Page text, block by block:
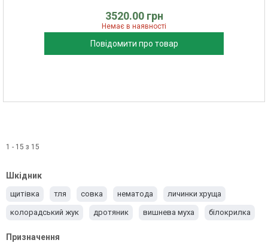
3520.00 грн
Немає в наявності
Повідомити про товар
1 - 15 з 15
Шкідник
щитівка тля совка нематода личинки хруща
колорадський жук дротяник вишнева муха білокрилка
Призначення